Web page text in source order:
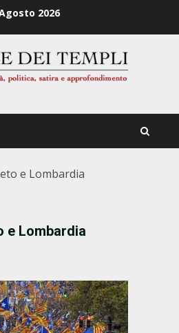
2026
e Lombardia
e Lombardia